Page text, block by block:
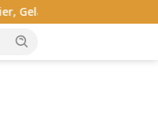
Musik Penuh Nostalgia